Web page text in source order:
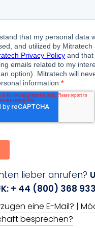
lieber anrufen?
+ 44 (800) 368
eine E-Mail? |
besprechen?